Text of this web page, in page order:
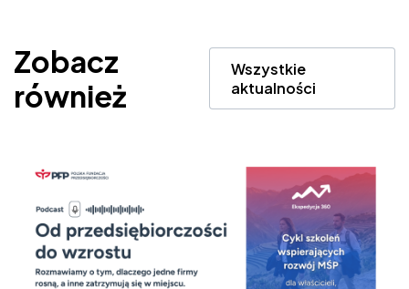
Zobacz
również
Wszystkie
aktualności